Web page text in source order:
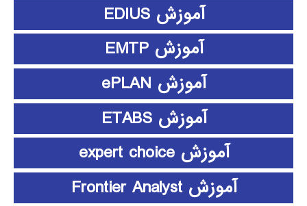
آموزش EDIUS
آموزش EMTP
آموزش ePLAN
آموزش ETABS
آموزش expert choice
آموزش Frontier Analyst